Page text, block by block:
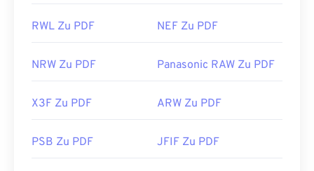
RWL Zu PDF NEF Zu PDF
NRW Zu PDF Panasonic RAW Zu PDF
X3F Zu PDF ARW Zu PDF
PSB Zu PDF JFIF Zu PDF